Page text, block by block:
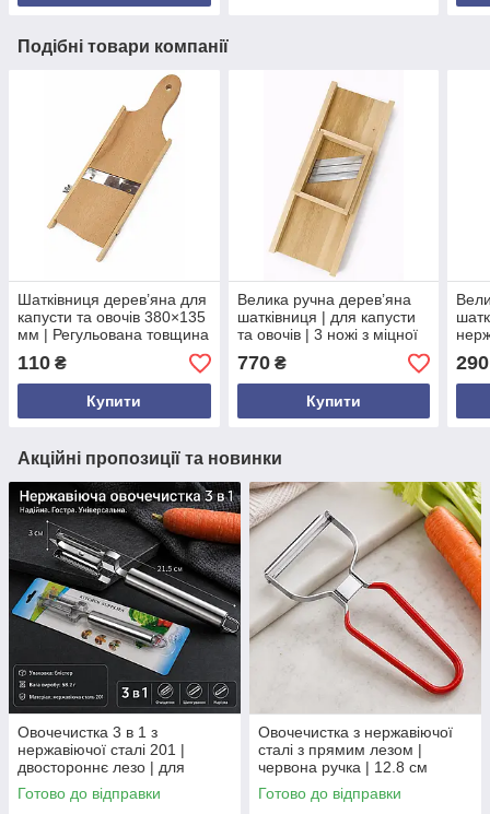
Подібні товари компанії
Шатківниця дерев’яна для
капусти та овочів 380×135
мм | Регульована товщина
110 ₴
Купити
Велика ручна дерев’яна
шатківниця | для капусти
та овочів | 3 ножі з міцної
770₴
Купити
290
Акційні пропозиції та новинки
Овочечистка 3 в 1 з
нержавіючої сталі 201 |
двостороннє лезо | для
овочів і фруктів | 21,5 см
Готово до відправки
Овочечистка з нержавіючої
сталі з прямим лезом |
червона ручка | 12.8 см
Готово до відправки